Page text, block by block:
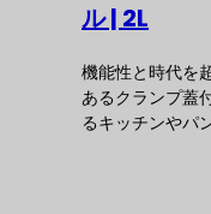
ル | 2L
機能性と時代を
あるクランプ蓋
るキッチンやパ